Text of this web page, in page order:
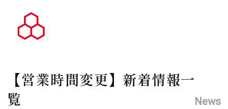
【営業時間変更】 新着情報一
覧
News